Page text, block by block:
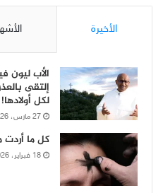
الأخيرة
الأب ليون
إلتقى
لكل أولادها!
27 مارس، 2026
كل ما أردت
18 فبراير، 2026